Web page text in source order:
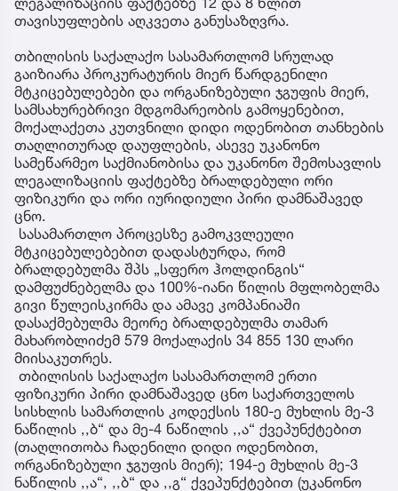
თავისუფლების აღკვეთა განუსაზღვრა.
თბილისის საქალაქო სასამართლომ სრულად
გაიზიარა პროკურატურის მიერ წარდგენილი
მტკიცებულებები და ორგანიზებული ჯგუფის მიერ,
სამსახურებრივი მდგომარეობის გამოყენებით,
მოქალაქეთა კუთვნილი დიდი ოდენობით თანხების
თაღლითურად დაუფლების, ასევე უკანონო
სამეწარმეო საქმიანობისა და უკანონო შემოსავლის
ლეგალიზაციის ფაქტებზე ბრალდებული ორი
ფიზიკური და ორი იურიდიული პირი დამნაშავედ
ცნო.
სასამართლო პროცესზე გამოკვლეული
მტკიცებულებებით დადასტურდა, რომ
ბრალდებულმა შპს „სფერო ჰოლდინგის“
დამფუძნებელმა და 100%-იანი წილის მფლობელმა
გივი წულეისკირმა და ამავე კომპანიაში
დასაქმებულმა მეორე ბრალდებულმა თამარ
მახარობლიძემ 579 მოქალაქის 34 855 130 ლარი
მიისაკუთრეს.
თბილისის საქალაქო სასამართლომ ერთი
ფიზიკური პირი დამნაშავედ ცნო საქართველოს
სისხლის სამართლის კოდექსის 180-ე მუხლის მე-3
ნაწილის ,,ბ“ და მე-4 ნაწილის ,,ა“ ქვეპუნქტებით
(თაღლითობა ჩადენილი დიდი ოდენობით,
ორგანიზებული ჯგუფის მიერ); 194-ე მუხლის მე-3
ნაწილის ,,ა“, ,,ბ“ და ,,გ“ ქვეპუნქტებით (უკანონო